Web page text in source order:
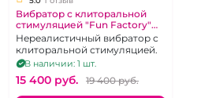
Вибратор с клиторальной
стимуляцией "Fun Factory"
Lady Bi фиолетовый
Нереалистичный вибратор с
клиторальной стимуляцией.
В наличии: 1 шт.
15 400 pуб. 19 400 pуб.